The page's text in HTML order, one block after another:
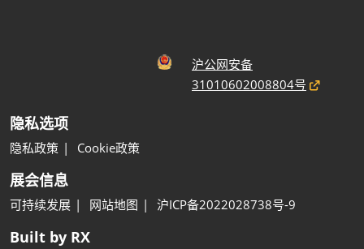
沪公网安备
31010602008804号
隐私选项
隐私政策 Cookie政策
展会信息
可持续发展 网站地图 沪ICP备2022028738号-9
Built by RX